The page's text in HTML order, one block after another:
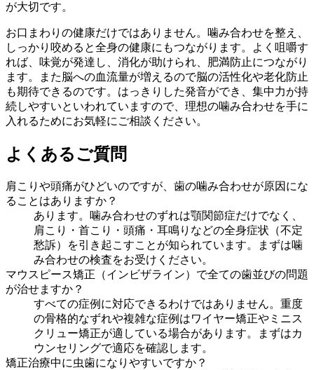
が大切です。
お口まわりの健康だけではありません。噛み合わせを整え、
しっかり咬めると全身の健康にもつながります。よく咀嚼す
れば、味覚が発達し、消化が助けられ、肥満防止につながり
ます。また脳への血流量が増えるので脳の活性化や老化防止
も期待できるのです。はっきりした発音ができ、集中力が持
続しやすいといわれていますので、理想の噛み合わせを手に
入れるためにお気軽にご相談ください。
よくあるご質問
肩こりや頭痛がひどいのですが、歯の噛み合わせが原因にな
ることはありますか？
あります。噛み合わせのずれは顎関節症だけでなく、
肩こり・首こり・頭痛・耳鳴りなどの全身症状（不定
愁訴）を引き起こすことが知られています。まずは噛
み合わせの検査をお受けください。
マウスピース矯正（インビザライン）で全ての歯並びの問題
が治せますか？
すべての症例に対応できるわけではありません。重度
の骨格的なずれや複雑な症例はワイヤー矯正やミニス
クリュー矯正が適している場合があります。まずはカ
ウンセリングで適応を確認します。
矯正治療中に虫歯になりやすいですか？